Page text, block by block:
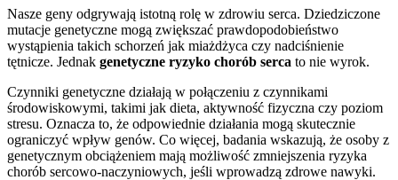
Nasze geny odgrywają istotną rolę w zdrowiu serca. Dziedziczone
mutacje genetyczne mogą zwiększać prawdopodobieństwo
wystąpienia takich schorzeń jak miażdżyca czy nadciśnienie
tętnicze. Jednak genetyczne ryzyko chorób serca to nie wyrok.
Czynniki genetyczne działają w połączeniu z czynnikami
środowiskowymi, takimi jak dieta, aktywność fizyczna czy poziom
stresu. Oznacza to, że odpowiednie działania mogą skutecznie
ograniczyć wpływ genów. Co więcej, badania wskazują, że osoby z
genetycznym obciążeniem mają możliwość zmniejszenia ryzyka
chorób sercowo-naczyniowych, jeśli wprowadzą zdrowe nawyki.